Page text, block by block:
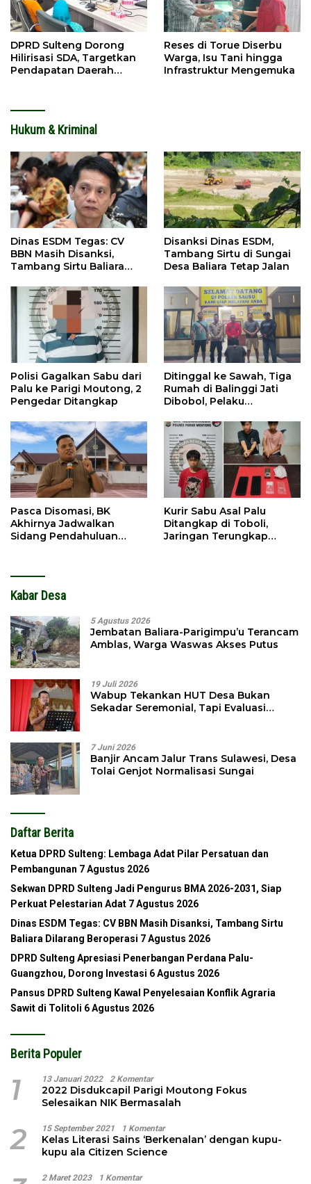
DPRD Sulteng Dorong
Hilirisasi SDA, Targetkan
Pendapatan Daerah
Reses di Torue Diserbu
Warga, Isu Tani hingga
Infrastruktur Mengemuka
Hukum & Kriminal
Dinas ESDM Tegas: CV
BBN Masih Disanksi,
Tambang Sirtu Baliara
Disanksi Dinas ESDM,
Tambang Sirtu di Sungai
Desa Baliara Tetap Jalan
Polisi Gagalkan Sabu dari
Palu ke Parigi Moutong, 2
Pengedar Ditangkap
Ditinggal ke Sawah, Tiga
Rumah di Balinggi Jati
Dibobol, Pelaku
Pasca Disomasi, BK
Akhirnya Jadwalkan
Sidang Pendahuluan
Kurir Sabu Asal Palu
Ditangkap di Toboli,
Jaringan Terungkap
Kabar Desa
5 Agustus 2026
Jembatan Baliara-Parigimpu’u Terancam
Amblas, Warga Waswas Akses Putus
19 Juli 2026
Wabup Tekankan HUT Desa Bukan
Sekadar Seremonial, Tapi Evaluasi
7 Juni 2026
Banjir Ancam Jalur Trans Sulawesi, Desa
Tolai Genjot Normalisasi Sungai
Daftar Berita
Ketua DPRD Sulteng: Lembaga Adat Pilar Persatuan dan
Pembangunan 7 Agustus 2026
Sekwan DPRD Sulteng Jadi Pengurus BMA 2026-2031, Siap
Perkuat Pelestarian Adat 7 Agustus 2026
Dinas ESDM Tegas: CV BBN Masih Disanksi, Tambang Sirtu
Baliara Dilarang Beroperasi 7 Agustus 2026
DPRD Sulteng Apresiasi Penerbangan Perdana Palu-
Guangzhou, Dorong Investasi 6 Agustus 2026
Pansus DPRD Sulteng Kawal Penyelesaian Konflik Agraria
Sawit di Tolitoli 6 Agustus 2026
Berita Populer
1 13 Januari 2022 2 Komentar
2022 Disdukcapil Parigi Moutong Fokus
Selesaikan NIK Bermasalah
2 15 September 2021 1 Komentar
Kelas Literasi Sains ‘Berkenalan’ dengan kupu-
kupu ala Citizen Science
2 Maret 2023 1 Komentar